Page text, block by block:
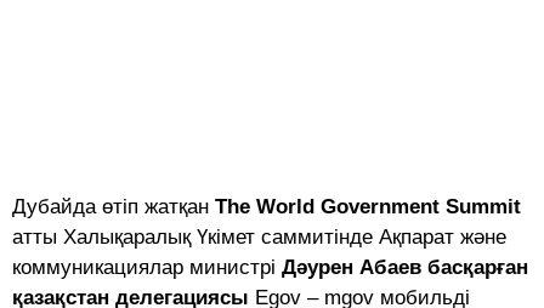
Дубайда өтіп жатқан The World Government Summit
атты Халықаралық Үкімет саммитінде Ақпарат және
коммуникациялар министрі Дәурен Абаев басқарған
қазақстан делегациясы Egov – mgov мобильді